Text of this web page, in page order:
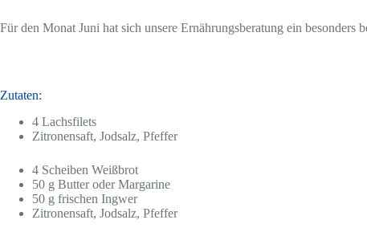
Für den Monat Juni hat sich unsere Ernährungsberatung ein
Zutaten:
4 Lachsfilets
Zitronensaft, Jodsalz, Pfeffer
4 Scheiben Weißbrot
50 g Butter oder Margarine
50 g frischen Ingwer
Zitronensaft, Jodsalz, Pfeffer